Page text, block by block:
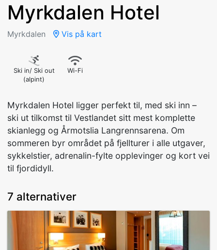
Myrkdalen Hotel
Myrkdalen Vis på kart
Ski in/ Ski out
(alpint)
Wi-Fi
Myrkdalen Hotel ligger perfekt til, med ski inn –
ski ut tilkomst til Vestlandet sitt mest komplette
skianlegg og Årmotslia Langrennsarena. Om
sommeren byr området på fjellturer i alle utgaver,
sykkelstier, adrenalin-fylte opplevinger og kort vei
til fjordidyll.
7 alternativer